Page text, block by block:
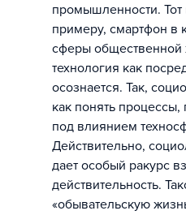
промышленности. Тот
примеру, смартфон в
сферы общественной
технология как
осознается. Так,
как понять
под влиянием
Действительно,
дает особый ракурс
действительность.
«обывательскую